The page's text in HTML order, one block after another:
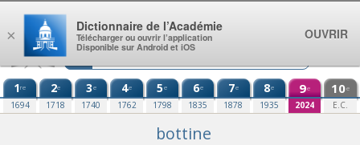
Aller au contenu
1re
1694
2e
1718
3e
1740
4e
1762
5e
1798
6e
1835
7e
1878
8e
1935
9e
2024
10e
E.C.
bottine
×
Dictionnaire de l’Académie
Télécharger ou ouvrir l’application
Disponible sur Android et iOS
OUVRIR